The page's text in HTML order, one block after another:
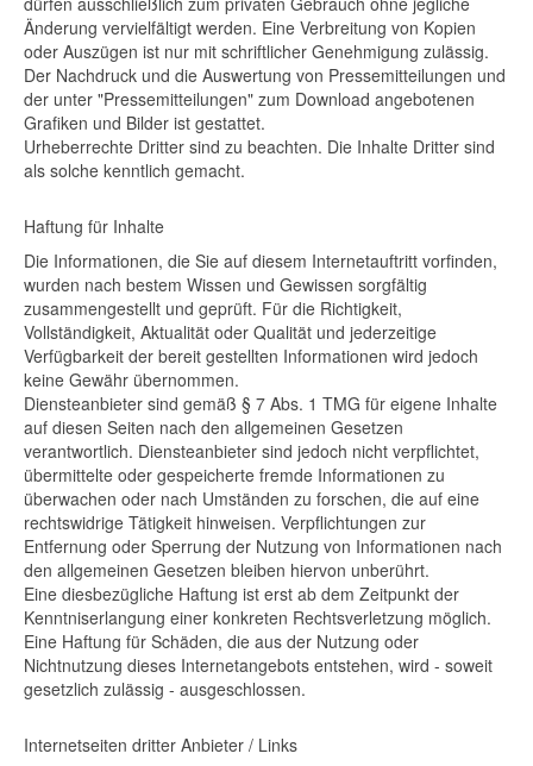
Änderung vervielfältigt werden. Eine Verbreitung von Kopien
oder Auszügen ist nur mit schriftlicher Genehmigung zulässig.
Der Nachdruck und die Auswertung von Pressemitteilungen und
der unter "Pressemitteilungen" zum Download angebotenen
Grafiken und Bilder ist gestattet.
Urheberrechte Dritter sind zu beachten. Die Inhalte Dritter sind
als solche kenntlich gemacht.
Haftung für Inhalte
Die Informationen, die Sie auf diesem Internetauftritt vorfinden,
wurden nach bestem Wissen und Gewissen sorgfältig
zusammengestellt und geprüft. Für die Richtigkeit,
Vollständigkeit, Aktualität oder Qualität und jederzeitige
Verfügbarkeit der bereit gestellten Informationen wird jedoch
keine Gewähr übernommen.
Diensteanbieter sind gemäß § 7 Abs. 1 TMG für eigene Inhalte
auf diesen Seiten nach den allgemeinen Gesetzen
verantwortlich. Diensteanbieter sind jedoch nicht verpflichtet,
übermittelte oder gespeicherte fremde Informationen zu
überwachen oder nach Umständen zu forschen, die auf eine
rechtswidrige Tätigkeit hinweisen. Verpflichtungen zur
Entfernung oder Sperrung der Nutzung von Informationen nach
den allgemeinen Gesetzen bleiben hiervon unberührt.
Eine diesbezügliche Haftung ist erst ab dem Zeitpunkt der
Kenntniserlangung einer konkreten Rechtsverletzung möglich.
Eine Haftung für Schäden, die aus der Nutzung oder
Nichtnutzung dieses Internetangebots entstehen, wird - soweit
gesetzlich zulässig - ausgeschlossen.
Internetseiten dritter Anbieter / Links